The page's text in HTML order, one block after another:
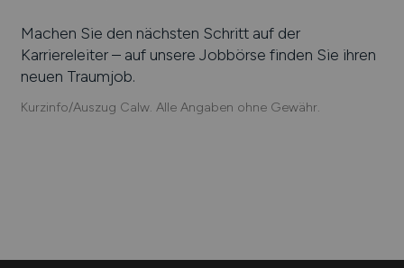
Machen Sie den nächsten Schritt auf der
Karriereleiter – auf unsere Jobbörse finden Sie ihren
neuen Traumjob.
Kurzinfo/Auszug Calw. Alle Angaben ohne Gewähr.